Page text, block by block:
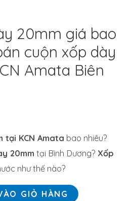
20mm giá bao
cuộn xốp dày
Amata Biên
tại KCN Amata bao nhiêu?
20mm tại Bình Dương? Xốp
như thế nào?
GIỎ HÀNG